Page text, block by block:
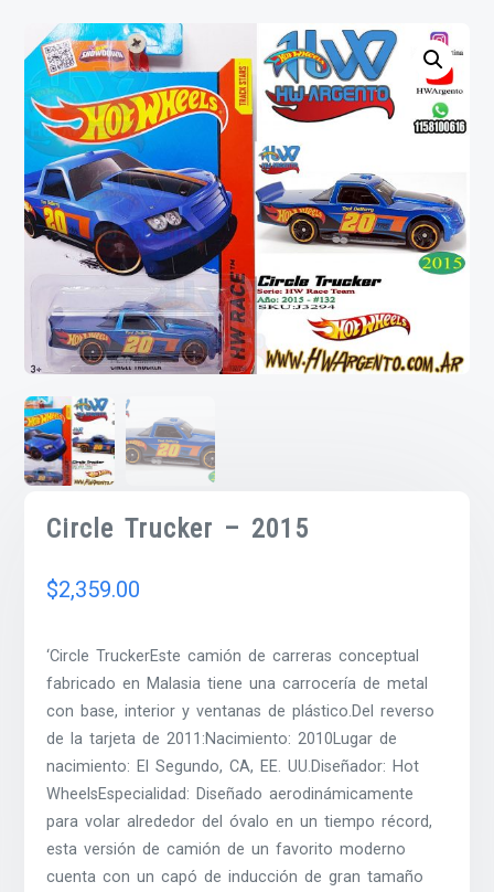
Circle Trucker – 2015
$2,359.00
‘Circle TruckerEste camión de carreras conceptual
fabricado en Malasia tiene una carrocería de metal
con base, interior y ventanas de plástico.Del reverso
de la tarjeta de 2011:Nacimiento: 2010Lugar de
nacimiento: El Segundo, CA, EE. UU.Diseñador: Hot
WheelsEspecialidad: Diseñado aerodinámicamente
para volar alrededor del óvalo en un tiempo récord,
esta versión de camión de un favorito moderno
cuenta con un capó de inducción de gran tamaño